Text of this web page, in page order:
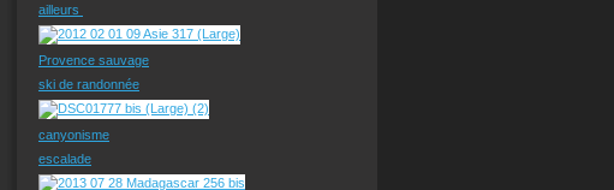
ailleurs
Provence sauvage
ski de randonnée
canyonisme
escalade